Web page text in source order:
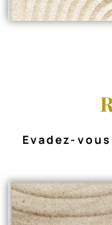
Evadez-